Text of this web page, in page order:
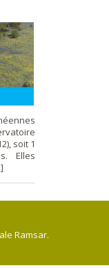
soit 1
Elles
Ramsar.